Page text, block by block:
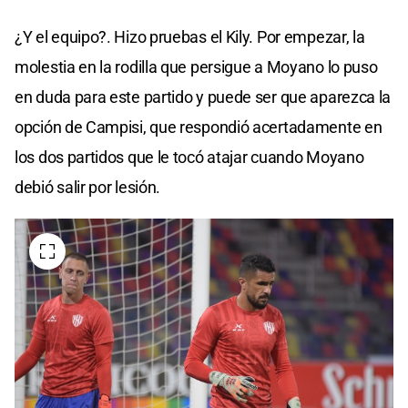
¿Y el equipo?. Hizo pruebas el Kily. Por empezar, la
molestia en la rodilla que persigue a Moyano lo puso
en duda para este partido y puede ser que aparezca la
opción de Campisi, que respondió acertadamente en
los dos partidos que le tocó atajar cuando Moyano
debió salir por lesión.